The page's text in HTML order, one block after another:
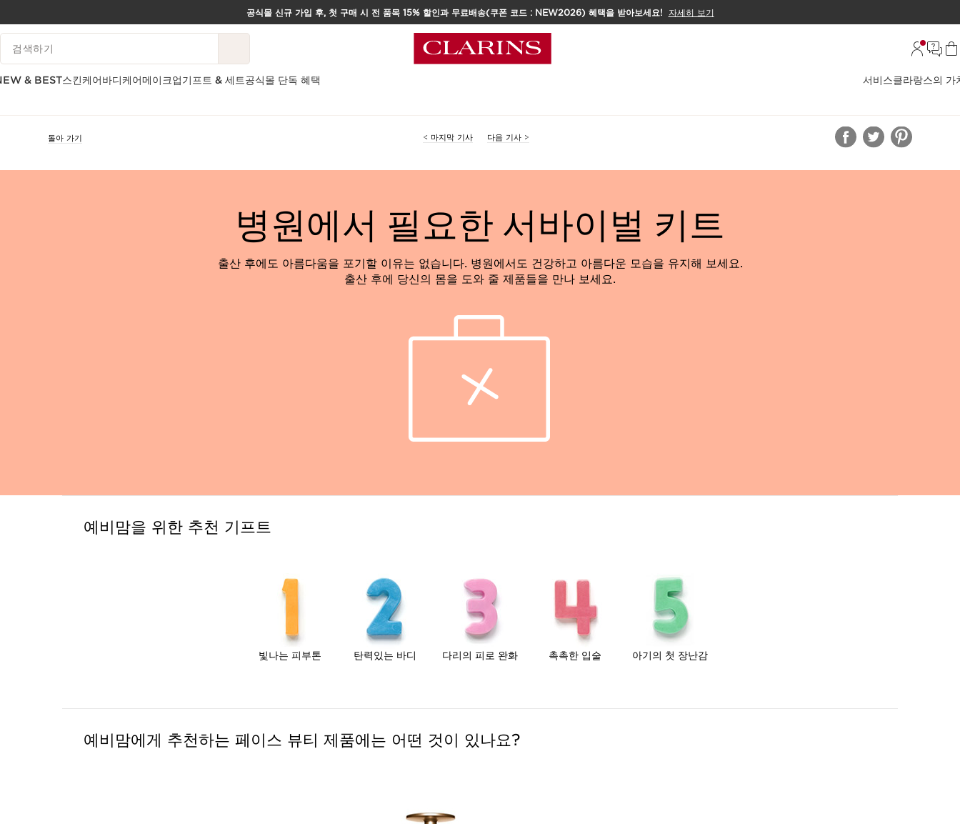
컨텐츠로 이동하기
하단으로 이동
공식몰 신규 가입 후, 첫 구매 시 전 품목 15% 할인과 무료배송(쿠폰 코드 : NEW2026) 혜택을 받아보세요!
자세히 보기
범례 검색하기
& BEST스킨케어바디케어메이크업기프트 & 세트공식몰 단독 혜택 서비스클라랑스의 가
돌아 가기 < 마지막 기사 다음 기사 >
병원에서 필요한 서바이벌 키트
출산 후에도 아름다움을 포기할 이유는 없습니다. 병원에서도 건강하고 아름다운 모습을 유지해 보세요.
출산 후에 당신의 몸을 도와 줄 제품들을 만나 보세요.
예비맘을 위한 추천 기프트
빛나는 피부톤 탄력있는 바디 다리의 피로 완화 촉촉한 입술 아기의 첫 장난감
예비맘에게 추천하는 페이스 뷰티 제품에는 어떤 것이 있나요?